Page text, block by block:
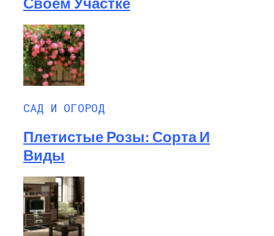
САД И ОГОРОД
Плетистые Розы: Сорта И
Виды